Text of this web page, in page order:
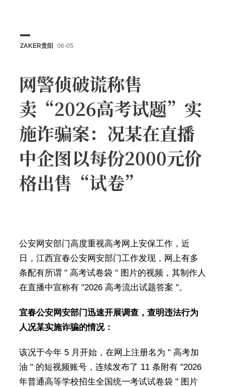
ZAKER贵阳 06-05
网警侦破谎称售
卖“2026高考试题”实
施诈骗案：况某在直播
中企图以每份2000元价
格出售“试卷”
公安网安部门高度重视高考网上安保工作，近
日，江西宜春公安网安部门工作发现，网上有多
条配有所谓 " 高考试卷袋 " 图片的视频，其制作人
在直播中宣称有 "2026 高考流出试题答案 "。
宜春公安网安部门迅速开展调查，查明违法行为
人况某实施诈骗的情况：
该况于今年 5 月开始，在网上注册名为 " 高考加
油 " 的短视频账号，连续发布了 11 条附有 "2026
年普通高等学校招生全国统一考试试卷袋 " 图片